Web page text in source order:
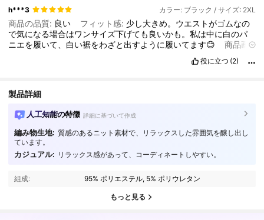
h***3 カラー: ブラック / サイズ: 2XL
商品の品質: 良い フィット感: 少し大きめ。ウエストがゴムなの
で気になる場合はワンサイズ下げても良いかも。私は中に白のパ
ニエを履いて、白い裾をわざと出すように履いてます😊
商品画
役に立つ (2)
製品詳細
人工知能の特徴 詳細に基づいて作成
編み物生地: 質感のあるニット素材で、リラックスした雰囲気を醸し出し
ています。
カジュアル: リラックス感があって、コーディネートしやすい。
組成: 95% ポリエステル, 5% ポリウレタン
もっと見る
4.84 653K フォロワー
653K フォロワー